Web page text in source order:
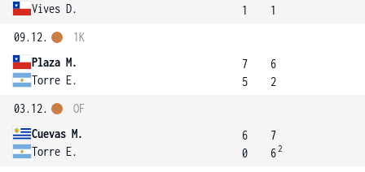
Vives D.
1
1
09.12.
Plaza M.
Torre E.
1K
7
5
6
2
03.12.
Cuevas M.
Torre E.
OF
6
0
7
62